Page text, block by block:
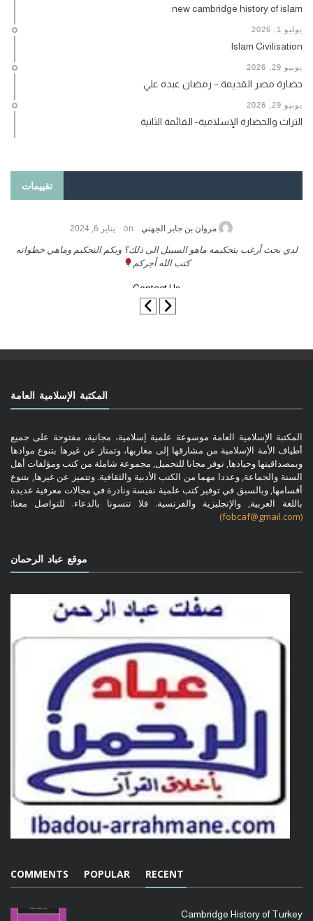
new cambridge history of islam
يوليو 1, 2026
Islam Civilisation
يونيو 29, 2026
حضارة مصر القديمة – رمضان عبده علي
يونيو 29, 2026
التراث والحضارة الإسلامية- القائمة الثانية
تقييمات
حامد الزريقي on يناير 25, 2026
السلام عليكم ورحمة الله وبركاتة أرغب بنشر كتابي معكم
المكتبة الإسلامية العامة
المكتبة الإسلامية العامة موسوعة علمية إسلامية، مجانية، مفتوحة على جميع
أطياف الأمة الإسلامية من مشارقها إلى مغاربها، وتمتاز عن غيرها بتنوع موادها
وبمصداقيتها وحيادها, توفر مجانا للتحميل, مجموعة شاملة من كتب ومؤلفات أهل
السنة والجماعة, وعددا مهما من الكتب الأدبية والثقافية. وتتميز عن غيرها, بتنوع
أقسامها, وبالسبق في توفير كتب علمية نفيسة ونادرة في مجالات معرفية عديدة
باللغة العربية, والإنجليزية والفرنسية. فلا تنسونا بالدعاء. للتواصل معنا:
(fobcaf@gmail.com)
موقع عباد الرحمان
RECENT
POPULAR
COMMENTS
Cambridge History of Turkey